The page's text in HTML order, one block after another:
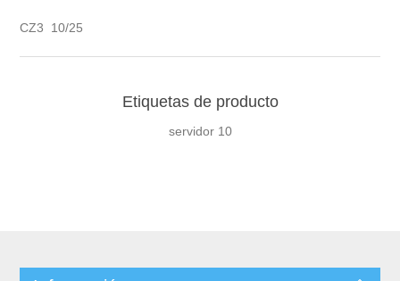
CZ3 10/25
Etiquetas de producto
servidor 10